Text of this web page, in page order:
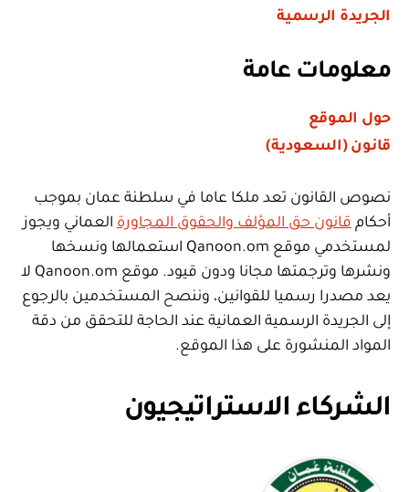
الجريدة الرسمية
معلومات عامة
حول الموقع
قانون (السعودية)
نصوص القانون تعد ملكا عاما في سلطنة عمان بموجب
أحكام قانون حق المؤلف والحقوق المجاورة العماني ويجوز
لمستخدمي موقع Qanoon.om استعمالها ونسخها
ونشرها وترجمتها مجانا ودون قيود. موقع Qanoon.om لا
يعد مصدرا رسميا للقوانين، وننصح المستخدمين بالرجوع
إلى الجريدة الرسمية العمانية عند الحاجة للتحقق من دقة
المواد المنشورة على هذا الموقع.
الشركاء الاستراتيجيون